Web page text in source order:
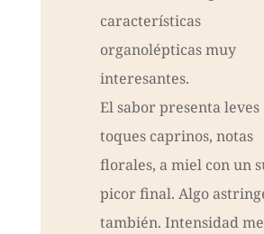
características
organolépticas muy
interesantes.
El sabor presenta leves
toques caprinos, notas
florales, a miel con un
picor final. Algo
también. Intensidad